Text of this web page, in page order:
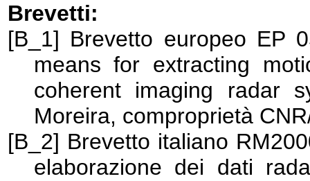
Brevetti:
[B_1] Brevetto europeo EP
means for extracting
coherent imaging radar
Moreira, comproprietà
[B_2] Brevetto italiano
elaborazione dei dati